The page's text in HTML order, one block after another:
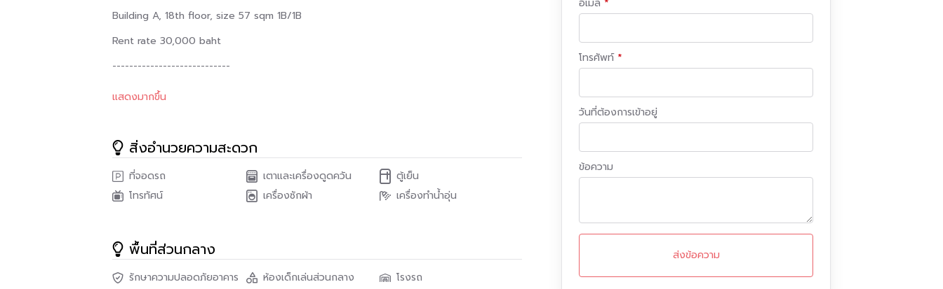
Building A, 18th floor, size 57 sqm 1B/1B
Rent rate 30,000 baht
----------------------------
สนใจติดต่อได้ทันที 4472
สายด่วนซื้อ-ขาย-เช่าบ้าน/คอนโด โทร : 083-715-4924 | 082-917-8824
Facebook page :
https://bit.ly/3n7Hw0s
#24Agency #ซื้อขายเช่าบ้านและคอนโด #onedaysolution #บ้านเช่า#คอนโดเช่า#กรุงเทพ
แสดงมากขึ้น
สิ่งอำนวยความสะดวก
ที่จอดรถ เตาและเครื่องดูดควัน
ตู้เย็น
โทรทัศน์
เครื่องซักผ้า เครื่องทำน้ำอุ่น
พื้นที่ส่วนกลาง
รักษาความปลอดภัยอาคาร ห้องเด็กเล่นส่วนกลาง
โรงรถ
อีเมล์
โทรศัพท์
วันที่ต้องการเข้าอยู่
ข้อความ
ส่งข้อความ